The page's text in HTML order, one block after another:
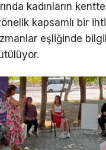
kadınların
kapsamlı bir
eşliğinde